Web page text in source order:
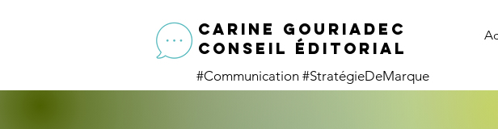
CARINE GOURIADEC
conseil éditorial
#Communication #StratégieDeMarque